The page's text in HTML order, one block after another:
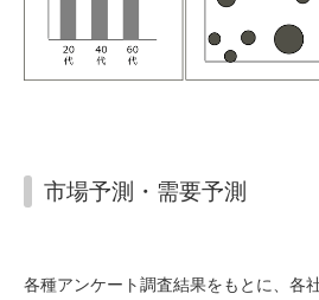
市場予測・需要予測
各種アンケート調査結果をもとに、各